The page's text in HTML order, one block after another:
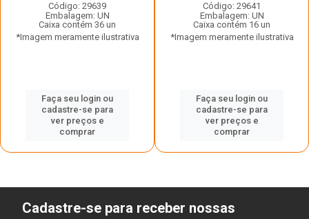
Código: 29639
Embalagem: UN
Caixa contém 36 un
*Imagem meramente ilustrativa
Faça seu login ou
cadastre-se para
ver preços e
comprar
Código: 29641
Embalagem: UN
Caixa contém 16 un
*Imagem meramente ilustrativa
Faça seu login ou
cadastre-se para
ver preços e
comprar
Cadastre-se para receber nossas